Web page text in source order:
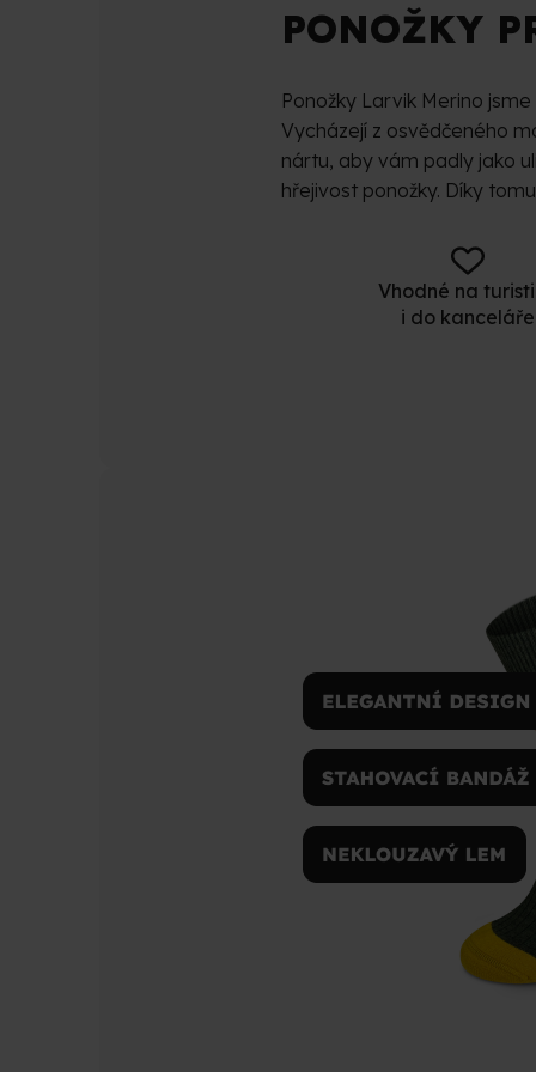
PONOŽKY
Ponožky Larvik Merino
Vycházejí z osvědčeného
nártu, aby vám padly jako
hřejivost ponožky. Díky
Vhodné na
i do kanceláře